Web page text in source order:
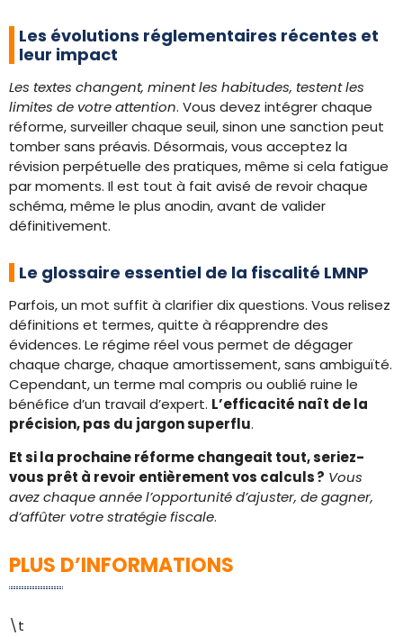
Les évolutions réglementaires récentes et
leur impact
Les textes changent, minent les habitudes, testent les
limites de votre attention. Vous devez intégrer chaque
réforme, surveiller chaque seuil, sinon une sanction peut
tomber sans préavis. Désormais, vous acceptez la
révision perpétuelle des pratiques, même si cela fatigue
par moments. Il est tout à fait avisé de revoir chaque
schéma, même le plus anodin, avant de valider
définitivement.
Le glossaire essentiel de la fiscalité LMNP
Parfois, un mot suffit à clarifier dix questions. Vous relisez
définitions et termes, quitte à réapprendre des
évidences. Le régime réel vous permet de dégager
chaque charge, chaque amortissement, sans ambiguïté.
Cependant, un terme mal compris ou oublié ruine le
bénéfice d’un travail d’expert. L’efficacité naît de la
précision, pas du jargon superflu.
Et si la prochaine réforme changeait tout, seriez-
vous prêt à revoir entièrement vos calculs ? Vous
avez chaque année l’opportunité d’ajuster, de gagner,
d’affûter votre stratégie fiscale.
PLUS D’INFORMATIONS
\t